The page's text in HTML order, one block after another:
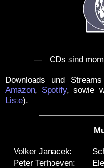
— CDs sind
Downloads und
Amazon, Spotify, sowie
Liste).
Volker Janacek:
Peter Terhoeven: